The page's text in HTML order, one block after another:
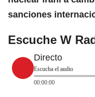
sanciones
Escuche W
Directo
Escucha el audio
00:00:00